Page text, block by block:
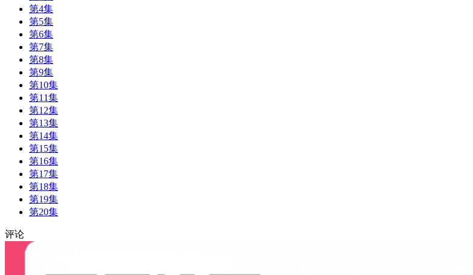
第4集
第5集
第6集
第7集
第8集
第9集
第10集
第11集
第12集
第13集
第14集
第15集
第16集
第17集
第18集
第19集
第20集
评论